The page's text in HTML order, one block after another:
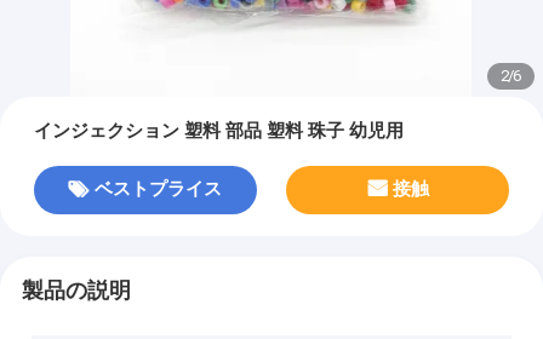
2/6
インジェクション 塑料 部品 塑料 珠子 幼児用
ベストプライス 接触
製品の説明